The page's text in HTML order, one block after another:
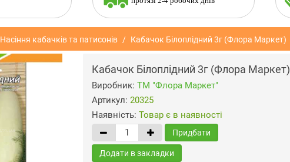
Насіння кабачків та патисонів Кабачок Білоплідний 3г (Флора Маркет)
Кабачок Білоплідний 3г (Флора Маркет)
Виробник: ТМ "Флора Маркет"
Артикул: 20325
Наявність: Товар є в наявності
Придбати
Додати в закладки